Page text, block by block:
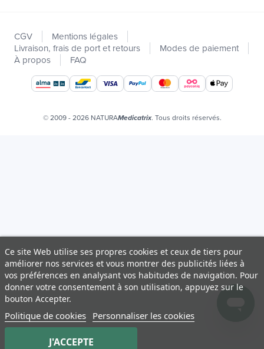
Promotions
Catalogues
Nos marques
Offres d'emploi
Certificats bio
CGV
Mentions légales
Livraison, frais de port et retours
Modes de paiement
À propos
FAQ
© 2009 - 2026 NATURAMedicatrix. Tous droits réservés.
Ce site Web utilise ses propres cookies et ceux de tiers pour
améliorer nos services et vous montrer des publicités liées à
vos préférences en analysant vos habitudes de navigation. Pour
donner votre consentement à son utilisation, appuyez sur le
bouton Accepter.
Politique de cookies Personnaliser les cookies
J'ACCEPTE